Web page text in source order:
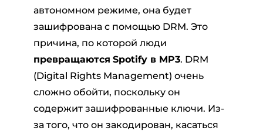
Pandora
конвертер
автономном режиме, она будет
зашифрована с помощью DRM. Это
причина, по которой люди
превращаются Spotify в MP3. DRM
(Digital Rights Management) очень
сложно обойти, поскольку он
содержит зашифрованные ключи. Из-
за того, что он закодирован, касаться